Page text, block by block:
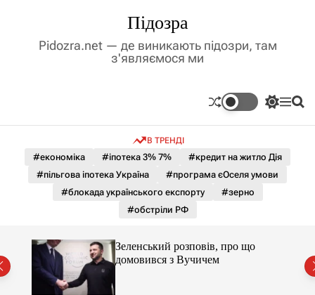
Підозра
Pidozra.net — де виникають підозри, там
з'являємося ми
П
м
к
а
ь
М П
В ТРЕНДІ
#економіка #іпотека 3% 7%
#кредит на житло Дія
#пільгова іпотека Україна
#програма єОселя умови
#блокада українського експорту
#зерно
#обстріли РФ
Зеленський розповів, про що
домовився з Вучичем